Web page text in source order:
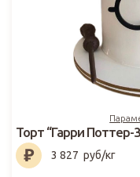
Торт “Гарри Поттер-
3 827 руб/кг